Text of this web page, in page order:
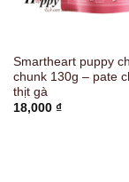
Smartheart puppy
chunk 130g – pate
thịt gà
18,000 ₫